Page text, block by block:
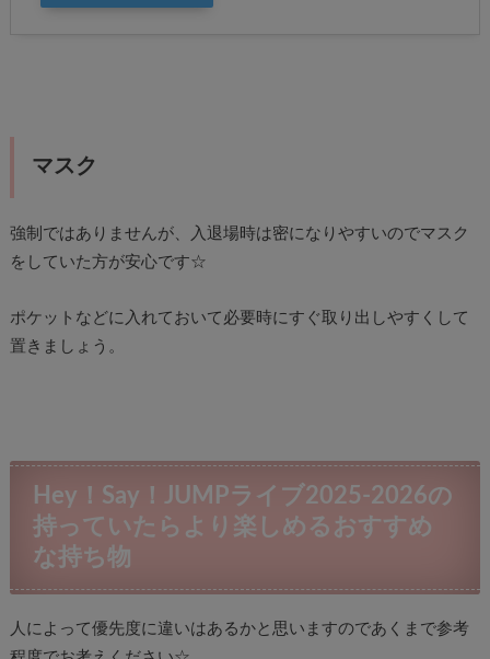
マスク
強制ではありませんが、入退場時は密になりやすいのでマスク
をしていた方が安心です☆
ポケットなどに入れておいて必要時にすぐ取り出しやすくして
置きましょう。
Hey！Say！JUMPライブ2025-2026の
持っていたらより楽しめるおすすめ
な持ち物
人によって優先度に違いはあるかと思いますのであくまで参考